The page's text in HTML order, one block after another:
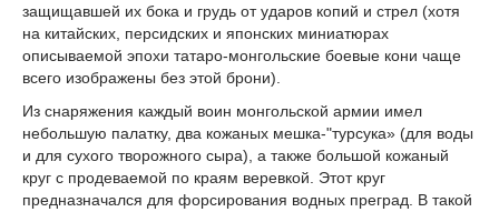
защищавшей их бока и грудь от ударов копий и стрел (хотя
на китайских, персидских и японских миниатюрах
описываемой эпохи татаро-монгольские боевые кони чаще
всего изображены без этой брони).
Из снаряжения каждый воин монгольской армии имел
небольшую палатку, два кожаных мешка-"турсука» (для воды
и для сухого творожного сыра), а также большой кожаный
круг с продеваемой по краям веревкой. Этот круг
предназначался для форсирования водных преград. В такой